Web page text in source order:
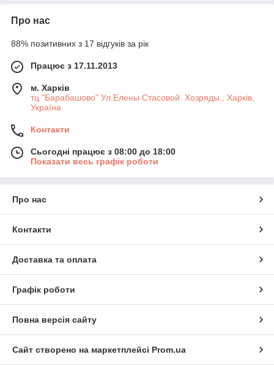
Про нас
88% позитивних з 17 відгуків за рік
Працює з 17.11.2013
м. Харків
тц "Барабашово" Ул.Елены Стасовой. Хозряды., Харків,
Україна
Контакти
Сьогодні працює з 08:00 до 18:00
Показати весь графік роботи
Про нас
Контакти
Доставка та оплата
Графік роботи
Повна версія сайту
Сайт створено на маркетплейсі Prom.ua